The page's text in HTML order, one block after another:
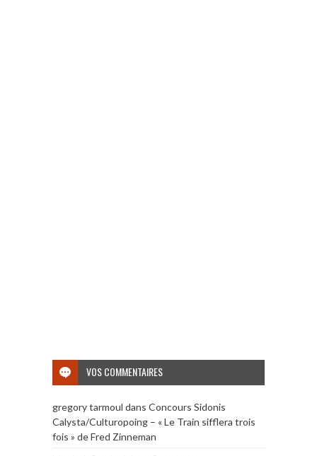
VOS COMMENTAIRES
gregory tarmoul dans Concours Sidonis
Calysta/Culturopoing – « Le Train sifflera trois
fois » de Fred Zinneman